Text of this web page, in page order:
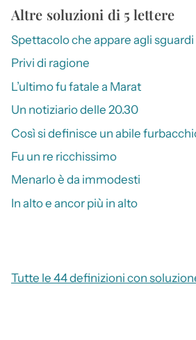
Altre soluzioni di 5 lettere
Spettacolo che appare agli sguardi
Privi di ragione
L’ultimo fu fatale a Marat
Un notiziario delle 20.30
Così si definisce un abile
Fu un re ricchissimo
Menarlo è da immodesti
In alto e ancor più in alto
Tutte le 44 definizioni con